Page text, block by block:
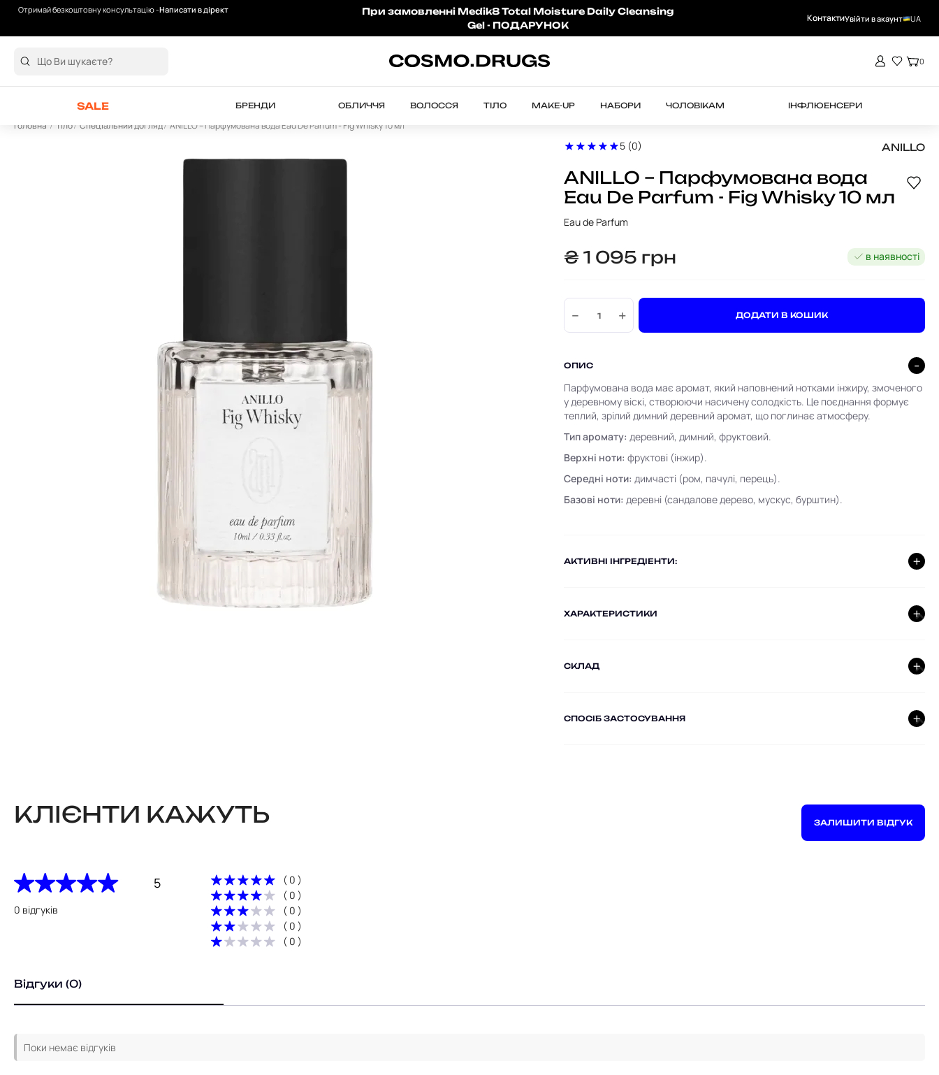
Отримай безкоштовну консультацію -Написати в дірект
Безкоштовна доставка від 2000 грн
При замовленні Medik8 Total Moisture Daily Cleansing
Gel - ПОДАРУНОК
КонтактиУвійти в акаунт UA
0
SALE БРЕНДИ ОБЛИЧЧЯ ВОЛОССЯ ТІЛО MAKE-UP НАБОРИ ЧОЛОВІКАМ ІНФЛЮЕНСЕРИ
Головна Тіло Спеціальний догляд ANILLO – Парфумована вода Eau De Parfum - Fig Whisky 10 мл
5 (0) ANILLO
ANILLO – Парфумована вода
Eau De Parfum - Fig Whisky 10 мл
Eau de Parfum
₴1 095 грн в наявності
− + ДОДАТИ В КОШИК
ОПИС
Парфумована вода має аромат, який наповнений нотками інжиру, змоченого
у деревному віскі, створюючи насичену солодкість. Це поєднання формує
теплий, зрілий димний деревний аромат, що поглинає атмосферу.
Тип аромату: деревний, димний, фруктовий.
Верхні ноти: фруктові (інжир).
Середні ноти: димчасті (ром, пачулі, перець).
Базові ноти: деревні (сандалове дерево, мускус, бурштин).
AКТИВНІ ІНГРЕДІЕНТИ:
ХАРАКТЕРИСТИКИ
СКЛАД
СПОСІБ ЗАСТОСУВАННЯ
КЛІЄНТИ КАЖУТЬ ЗАЛИШИТИ ВІДГУК
5
0 відгуків
( 0 )
( 0 )
( 0 )
( 0 )
( 0 )
Відгуки (0)
Поки немає відгуків